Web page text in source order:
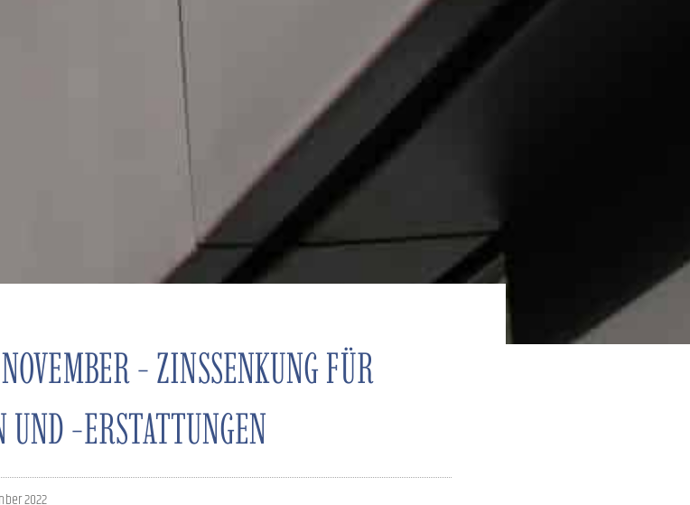
- ZINSSENKUNG FÜR
UND -ERSTATTUNGEN
2022